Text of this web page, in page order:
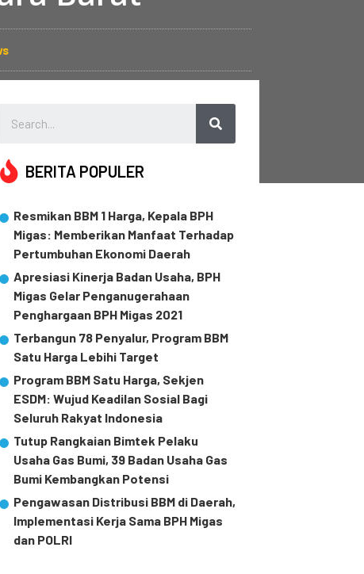
BERITA POPULER
Resmikan BBM 1 Harga, Kepala BPH
Migas: Memberikan Manfaat Terhadap
Pertumbuhan Ekonomi Daerah
Apresiasi Kinerja Badan Usaha, BPH
Migas Gelar Penganugerahaan
Penghargaan BPH Migas 2021
Terbangun 78 Penyalur, Program BBM
Satu Harga Lebihi Target
Program BBM Satu Harga, Sekjen
ESDM: Wujud Keadilan Sosial Bagi
Seluruh Rakyat Indonesia
Tutup Rangkaian Bimtek Pelaku
Usaha Gas Bumi, 39 Badan Usaha Gas
Bumi Kembangkan Potensi
Pengawasan Distribusi BBM di Daerah,
Implementasi Kerja Sama BPH Migas
dan POLRI